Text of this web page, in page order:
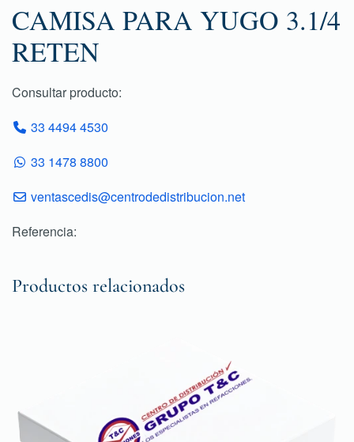
CAMISA PARA YUGO 3.1/4
RETEN
Consultar producto:
33 4494 4530
33 1478 8800
ventascedis@centrodedistribucion.net
Referencia:
Productos relacionados